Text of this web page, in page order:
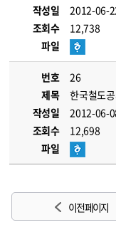
작성일
2012-06-
조회수
12,738
파일
번호
26
제목
한국철도
작성일
2012-06-
조회수
12,698
파일
이전 페이지